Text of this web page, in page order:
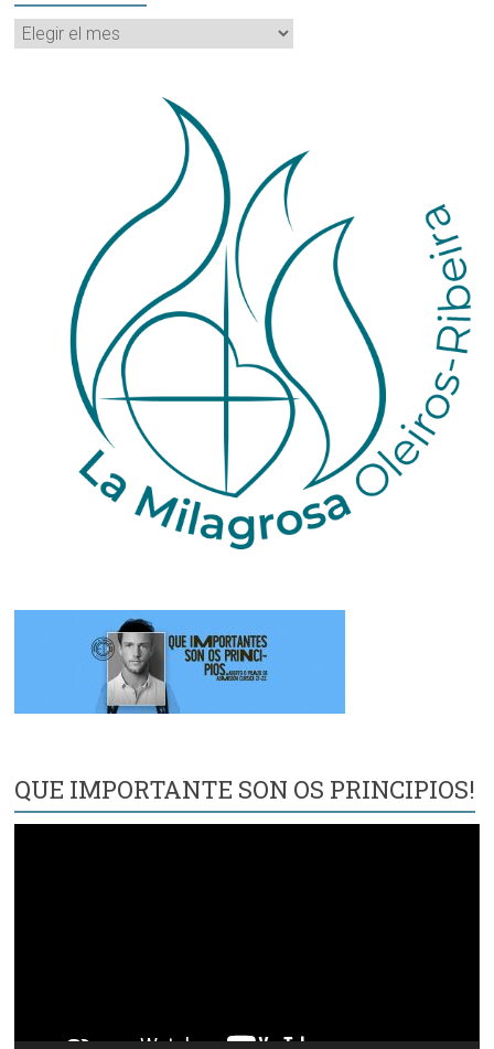
Archivos
QUE IMPORTANTE SON OS PRINCIPIOS!